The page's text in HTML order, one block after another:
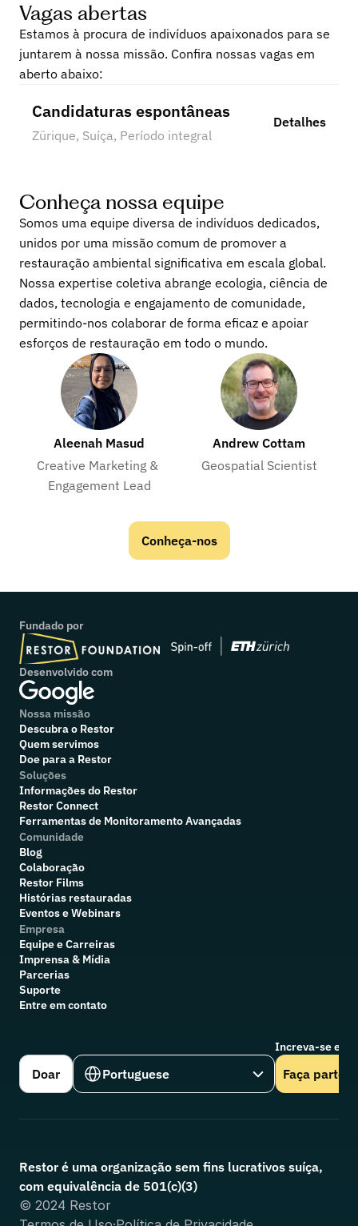
Vagas abertas
Estamos à procura de indivíduos apaixonados para se
juntarem à nossa missão. Confira nossas vagas em
aberto abaixo:
Candidaturas espontâneas
Zürique, Suíça, Período integral
Detalhes
Conheça nossa equipe
Somos uma equipe diversa de indivíduos dedicados,
unidos por uma missão comum de promover a
restauração ambiental significativa em escala global.
Nossa expertise coletiva abrange ecologia, ciência de
dados, tecnologia e engajamento de comunidade,
permitindo-nos colaborar de forma eficaz e apoiar
esforços de restauração em todo o mundo.
Aleenah Masud
Creative Marketing &
Engagement Lead
Andrew Cottam
Geospatial Scientist
Conheça-nos
Fundado por
Desenvolvido com
Nossa missão
Descubra o Restor
Quem servimos
Doe para a Restor
Soluções
Informações do Restor
Restor Connect
Ferramentas de Monitoramento Avançadas
Comunidade
Blog
Colaboração
Restor Films
Histórias restauradas
Eventos e Webinars
Empresa
Equipe e Carreiras
Imprensa & Mídia
Parcerias
Suporte
Entre em contato
Doar
Select Language
Portuguese
Increva-se em
Faça parte
Restor é uma organização sem fins lucrativos suíça,
com equivalência de 501(c)(3)
© 2024 Restor